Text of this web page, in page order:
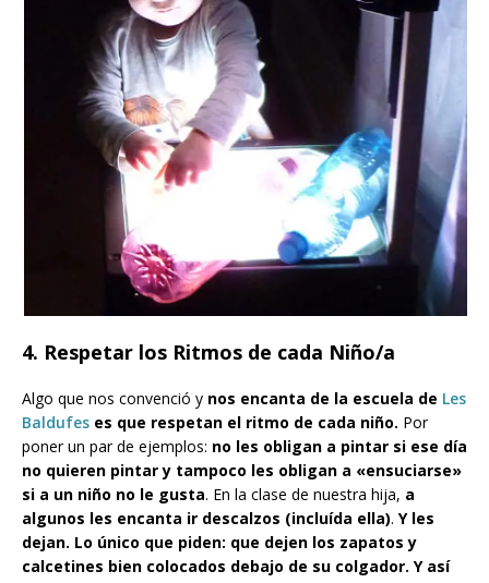
4. Respetar los Ritmos de cada Niño/a
Algo que nos convenció y nos encanta de la escuela de Les
Baldufes es que respetan el ritmo de cada niño. Por
poner un par de ejemplos: no les obligan a pintar si ese día
no quieren pintar y tampoco les obligan a «ensuciarse»
si a un niño no le gusta. En la clase de nuestra hija, a
algunos les encanta ir descalzos (incluída ella). Y les
dejan. Lo único que piden: que dejen los zapatos y
calcetines bien colocados debajo de su colgador. Y así